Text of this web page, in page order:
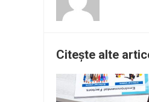
Citește alte